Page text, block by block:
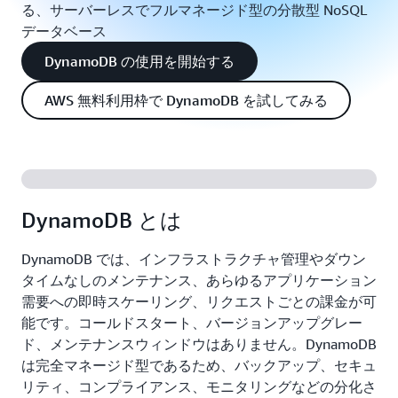
る、サーバーレスでフルマネージド型の分散型 NoSQL
データベース
DynamoDB の使用を開始する
AWS 無料利用枠で DynamoDB を試してみる
DynamoDB とは
DynamoDB では、インフラストラクチャ管理やダウン
タイムなしのメンテナンス、あらゆるアプリケーション
需要への即時スケーリング、リクエストごとの課金が可
能です。コールドスタート、バージョンアップグレー
ド、メンテナンスウィンドウはありません。DynamoDB
は完全マネージド型であるため、バックアップ、セキュ
リティ、コンプライアンス、モニタリングなどの分化さ